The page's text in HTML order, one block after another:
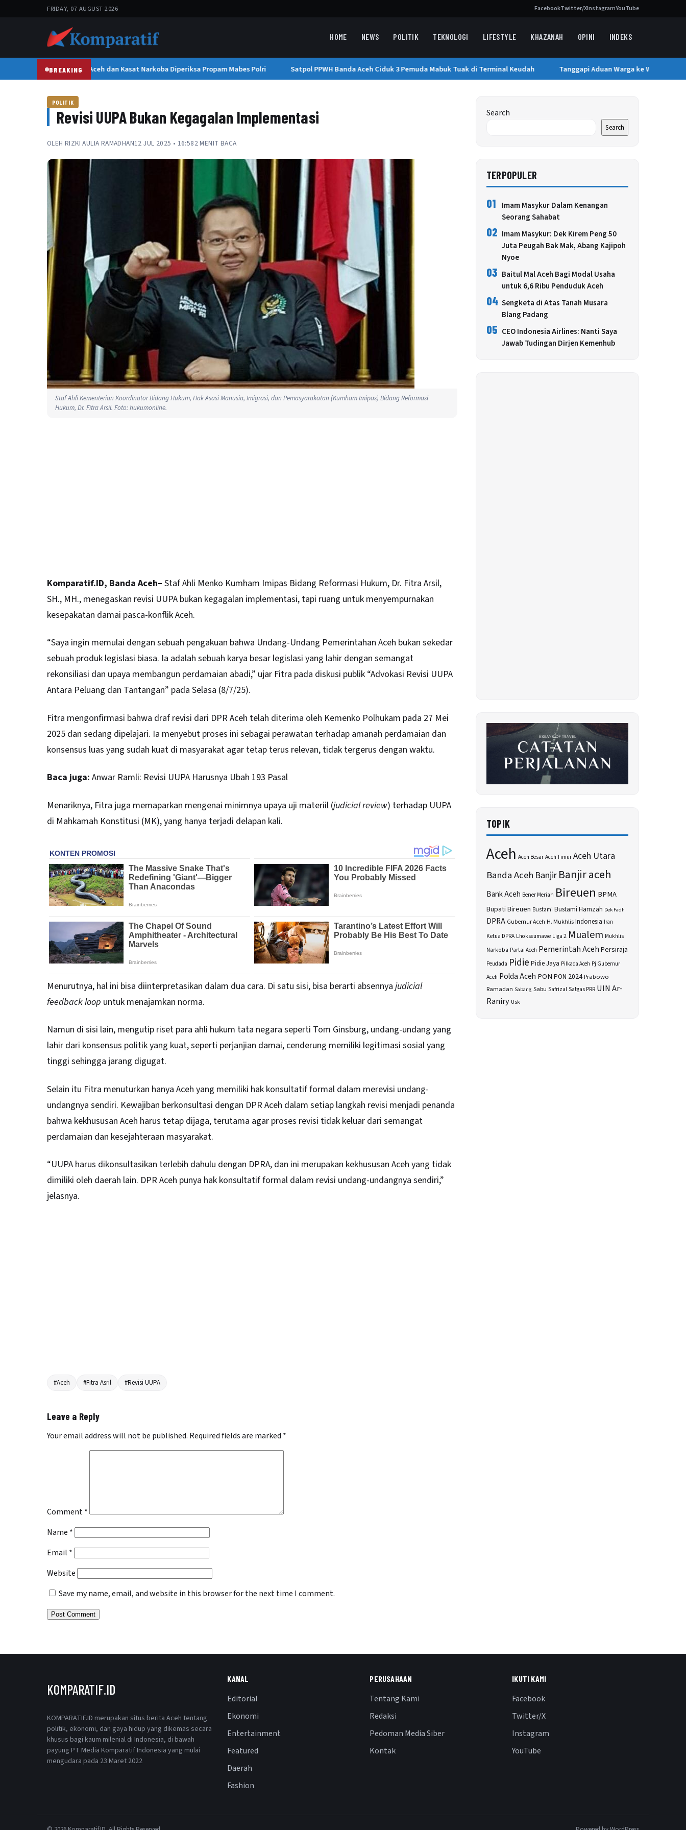
FRIDAY, 07 AUGUST 2026 FacebookTwitter/XInstagramYouTube
HOME NEWS POLITIK TEKNOLOGI LIFESTYLE KHAZANAH OPINI INDEKS
BREAKING
Kapolresta Banda Aceh dan Kasat Narkoba Diperiksa Propam Mabes Polri Satpol PPWH Banda Aceh Ciduk 3 Pemuda Mabuk Tuak di Terminal Keudah Tanggapi Aduan Warga ke Wapres,
POLITIK
Revisi UUPA Bukan Kegagalan Implementasi
OLEH RIZKI AULIA RAMADHAN12 JUL 2025 • 16:582 MENIT BACA
Staf Ahli Kementerian Koordinator Bidang Hukum, Hak Asasi Manusia, Imigrasi, dan Pemasyarakatan (Kumham Imipas) Bidang Reformasi
Hukum, Dr. Fitra Arsil. Foto: hukumonline.
Komparatif.ID, Banda Aceh– Staf Ahli Menko Kumham Imipas Bidang Reformasi Hukum, Dr. Fitra Arsil,
SH., MH., menegaskan revisi UUPA bukan kegagalan implementasi, tapi ruang untuk menyempurnakan
kesepakatan damai pasca-konflik Aceh.
“Saya ingin memulai dengan sebuah pengakuan bahwa Undang-Undang Pemerintahan Aceh bukan sekedar
sebuah produk legislasi biasa. Ia adalah sebuah karya besar legislasi yang lahir dengan semangat
rekonsiliasi dan upaya membangun perdamaian abadi,” ujar Fitra pada diskusi publik “Advokasi Revisi UUPA
Antara Peluang dan Tantangan” pada Selasa (8/7/25).
Fitra mengonfirmasi bahwa draf revisi dari DPR Aceh telah diterima oleh Kemenko Polhukam pada 27 Mei
2025 dan sedang dipelajari. Ia menyebut proses ini sebagai perawatan terhadap amanah perdamaian dan
konsensus luas yang sudah kuat di masyarakat agar tetap terus relevan, tidak tergerus dengan waktu.
Baca juga: Anwar Ramli: Revisi UUPA Harusnya Ubah 193 Pasal
Menariknya, Fitra juga memaparkan mengenai minimnya upaya uji materiil (judicial review) terhadap UUPA
di Mahkamah Konstitusi (MK), yang hanya terjadi delapan kali.
Menurutnya, hal ini bisa diinterpretasikan dalam dua cara. Di satu sisi, bisa berarti absennya judicial
feedback loop untuk menajamkan norma.
Namun di sisi lain, mengutip riset para ahli hukum tata negara seperti Tom Ginsburg, undang-undang yang
lahir dari konsensus politik yang kuat, seperti perjanjian damai, cenderung memiliki legitimasi sosial yang
tinggi sehingga jarang digugat.
Selain itu Fitra menuturkan hanya Aceh yang memiliki hak konsultatif formal dalam merevisi undang-
undangnya sendiri. Kewajiban berkonsultasi dengan DPR Aceh dalam setiap langkah revisi menjadi penanda
bahwa kekhususan Aceh harus tetap dijaga, terutama agar proses revisi tidak keluar dari semangat
perdamaian dan kesejahteraan masyarakat.
“UUPA harus dikonsultasikan terlebih dahulu dengan DPRA, dan ini merupakan kekhususan Aceh yang tidak
dimiliki oleh daerah lain. DPR Aceh punya hak konsultatif formal dalam revisi undang-undangnya sendiri,”
jelasnya.
#Aceh #Fitra Asril #Revisi UUPA
Leave a Reply
Your email address will not be published. Required fields are marked *
Comment*
Name *
Email *
Website
Save my name, email, and website in this browser for the next time I comment.
Search
Search
TERPOPULER
01
Imam Masykur Dalam Kenangan
Seorang Sahabat
02 Imam Masykur: Dek Kirem Peng 50
Juta Peugah Bak Mak, Abang Kajipoh
Nyoe
03 Baitul Mal Aceh Bagi Modal Usaha
untuk 6,6 Ribu Penduduk Aceh
04 Sengketa di Atas Tanah Musara
Blang Padang
05 CEO Indonesia Airlines: Nanti Saya
Jawab Tudingan Dirjen Kemenhub
TOPIK
Aceh Aceh Besar Aceh Timur Aceh Utara
Banda Aceh BanjirBanjir aceh
Bank Aceh Bener Meriah Bireuen BPMA
Bupati Bireuen Bustami Bustami Hamzah Dek Fadh
DPRA Gubernur Aceh H. MukhlisIndonesia Iran
Ketua DPRA Lhokseumawe Liga 2 Mualem Mukhlis
Narkoba Partai Aceh Pemerintah AcehPersiraja
Peudada Pidie Pidie Jaya Pilkada Aceh Pj Gubernur
Aceh Polda Aceh PON PON 2024Prabowo
Ramadan Sabang Sabu SafrizalSatgas PRR UIN Ar-
Raniry Usk
KOMPARATIF.ID
KOMPARATIF.ID merupakan situs berita Aceh tentang
politik, ekonomi, dan gaya hidup yang dikemas secara
khusus bagi kaum milenial di Indonesia, di bawah
payung PT Media Komparatif Indonesia yang mulai
mengudara pada 23 Maret 2022
KANAL
Editorial
Ekonomi
Entertainment
Featured
Daerah
Fashion
PERUSAHAAN
Tentang Kami
Redaksi
Pedoman Media Siber
Kontak
IKUTI KAMI
Facebook
Twitter/X
Instagram
YouTube